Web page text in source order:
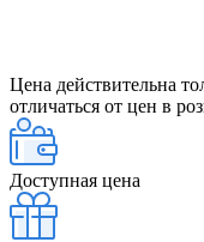
Цена действительна
отличаться от цен в
Доступная цена